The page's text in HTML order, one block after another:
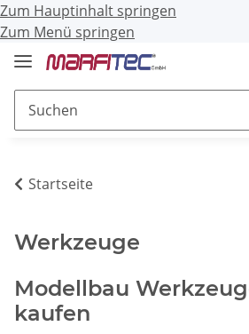
Zum Hauptinhalt springen
Zum Menü springen
Startseite
Werkzeuge
Modellbau
kaufen